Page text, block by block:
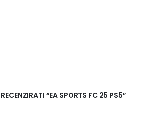
“EA SPORTS FC 25 PS5”